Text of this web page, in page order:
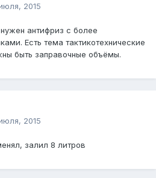
2015
антифриз с более
Есть тема тактикотехнические
быть заправочные объёмы.
2015
залил 8 литров